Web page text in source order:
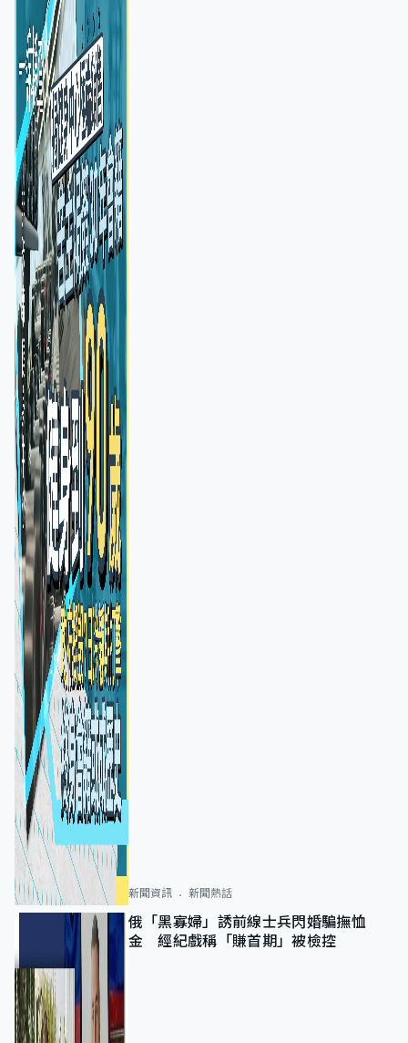
新聞資訊 新聞熱話
俄「黑寡婦」誘前線士兵閃婚騙撫恤
金 經紀戲稱「賺首期」被檢控